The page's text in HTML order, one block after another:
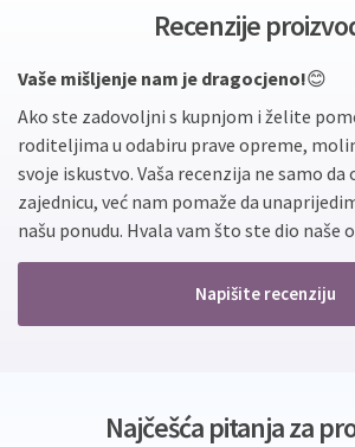
Recenzije
Vaše mišljenje nam je dragocjeno!😊
Ako ste zadovoljni s kupnjom i želite
roditeljima u odabiru prave opreme,
svoje iskustvo. Vaša recenzija ne samo da
zajednicu, već nam pomaže da
našu ponudu. Hvala vam što ste dio naše
Napišite recenziju
Najčešća pitanja za